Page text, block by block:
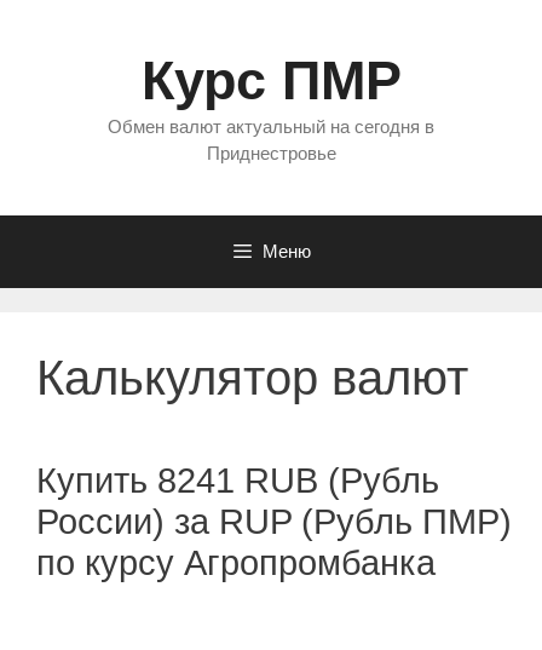
Курс ПМР
Обмен валют актуальный на сегодня в
Приднестровье
Меню
Калькулятор валют
Купить 8241 RUB (Рубль
России) за RUP (Рубль ПМР)
по курсу Агропромбанка